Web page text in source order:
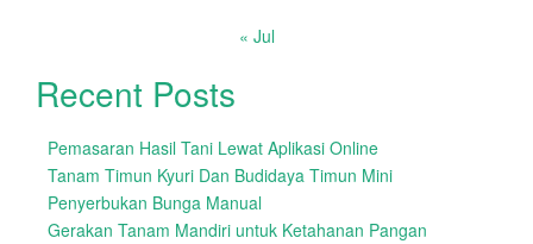
« Jul
Recent Posts
Pemasaran Hasil Tani Lewat Aplikasi Online
Tanam Timun Kyuri Dan Budidaya Timun Mini
Penyerbukan Bunga Manual
Gerakan Tanam Mandiri untuk Ketahanan Pangan